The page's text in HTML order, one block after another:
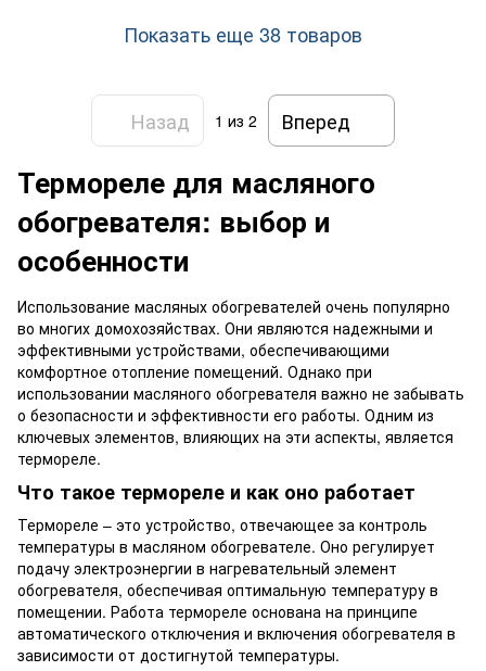
Показать еще 38 товаров
Назад 1 из 2 Вперед
Термореле для масляного
обогревателя: выбор и
особенности
Использование масляных обогревателей очень популярно
во многих домохозяйствах. Они являются надежными и
эффективными устройствами, обеспечивающими
комфортное отопление помещений. Однако при
использовании масляного обогревателя важно не забывать
о безопасности и эффективности его работы. Одним из
ключевых элементов, влияющих на эти аспекты, является
термореле.
Что такое термореле и как оно работает
Термореле – это устройство, отвечающее за контроль
температуры в масляном обогревателе. Оно регулирует
подачу электроэнергии в нагревательный элемент
обогревателя, обеспечивая оптимальную температуру в
помещении. Работа термореле основана на принципе
автоматического отключения и включения обогревателя в
зависимости от достигнутой температуры.